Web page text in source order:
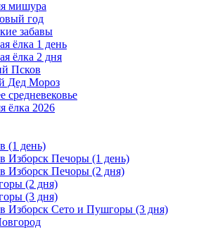
мишура
год
забавы
ёлка 1 день
ёлка 2 дня
Псков
Дед Мороз
средневековье
ёлка 2026
(1 день)
Изборск Печоры (1 день)
Изборск Печоры (2 дня)
(2 дня)
(3 дня)
Изборск Сето и Пушгоры (3 дня)